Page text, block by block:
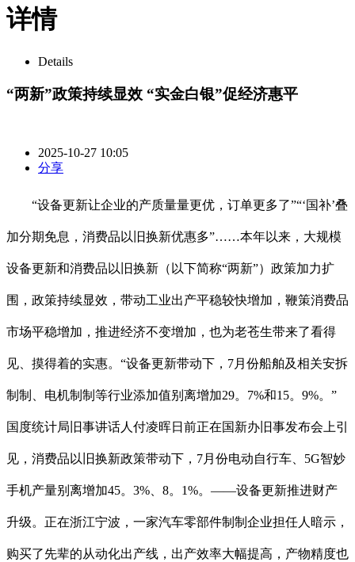
详情
Details
“两新”政策持续显效 “实金白银”促经济惠平
2025-10-27 10:05
分享
“设备更新让企业的产质量量更优，订单更多了”“‘国补’叠
加分期免息，消费品以旧换新优惠多”……本年以来，大规模
设备更新和消费品以旧换新（以下简称“两新”）政策加力扩
围，政策持续显效，带动工业出产平稳较快增加，鞭策消费品
市场平稳增加，推进经济不变增加，也为老苍生带来了看得
见、摸得着的实惠。“设备更新带动下，7月份船舶及相关安拆
制制、电机制制等行业添加值别离增加29。7%和15。9%。”
国度统计局旧事讲话人付凌晖日前正在国新办旧事发布会上引
见，消费品以旧换新政策带动下，7月份电动自行车、5G智妙
手机产量别离增加45。3%、8。1%。——设备更新推进财产
升级。正在浙江宁波，一家汽车零部件制制企业担任人暗示，
购买了先辈的从动化出产线，出产效率大幅提高，产物精度也